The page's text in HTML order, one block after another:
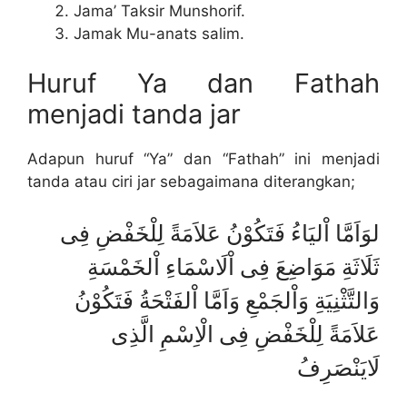
Jama’ Taksir Munshorif.
Jamak Mu-anats salim.
Huruf Ya dan Fathah
menjadi tanda jar
Adapun huruf “Ya” dan “Fathah” ini menjadi
tanda atau ciri jar sebagaimana diterangkan;
لوَاَمَّا اْليَاءُ فَتَكُوْنُ عَلاَمَةً لِلْخَفْضِ فِى
ثَلَاثَةِ مَوَاضِعَ فِى اْلَاسْمَاءِ اْلخَمْسَةِ
وَالتَّثْنِيَةِ وَاْلجَمْعِ وَاَمَّا اْلفَتْحَةُ فَتَكُوْنُ
عَلاَمَةً لِلْخَفْضِ فِى الْاِسْمِ الَّذِى
لَايَنْصَرِفُ